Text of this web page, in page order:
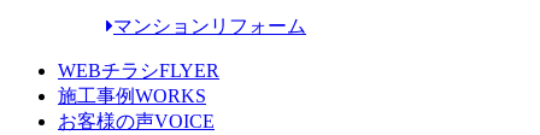
マンションリフォーム
WEBチラシFLYER
施工事例WORKS
お客様の声VOICE